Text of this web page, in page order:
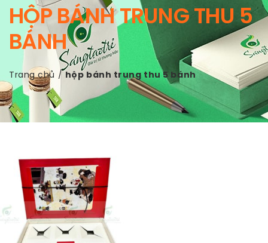
HỘP BÁNH TRUNG THU 5
BÁNH
Trang chủ / hộp bánh trung thu 5 bánh